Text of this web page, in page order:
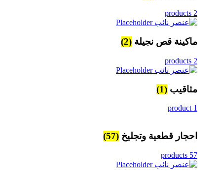
2 products
ماكينة قص نجيلة (2)
2 products
مثاقيب (1)
1 product
احجار قطعية وتجليخ (57)
57 products